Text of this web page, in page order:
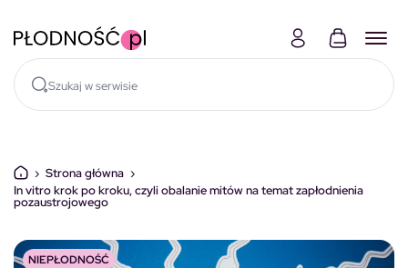
› Strona główna ›
In vitro krok po kroku, czyli obalanie mitów na temat zapłodnienia
pozaustrojowego
NIEPŁODNOŚĆ